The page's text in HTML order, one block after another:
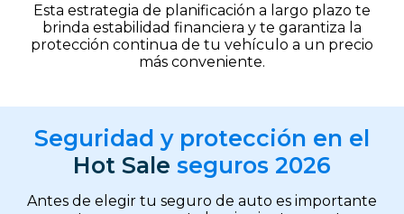
Esta estrategia de planificación a largo plazo te
brinda estabilidad financiera y te garantiza la
protección continua de tu vehículo a un precio
más conveniente.
Seguridad y protección en el
Hot Sale seguros 2026
Antes de elegir tu seguro de auto es importante